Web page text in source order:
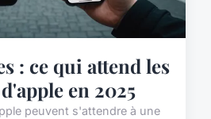
: ce qui attend les
en 2025
peuvent s'attendre à une